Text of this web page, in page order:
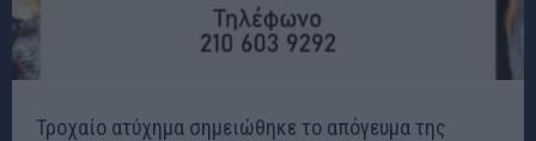
Τροχαίο ατύχημα σημειώθηκε το απόγευμα της